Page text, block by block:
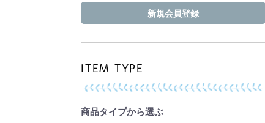
新規会員登録
ITEM TYPE
商品タイプから選ぶ